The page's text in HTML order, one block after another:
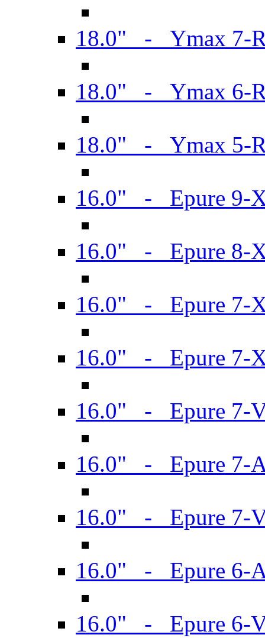
18.0" - Ymax 7-
18.0" - Ymax 6-
18.0" - Ymax 5-
16.0" - Epure 9-
16.0" - Epure 8-
16.0" - Epure 7-
16.0" - Epure 7-
16.0" - Epure 7-
16.0" - Epure 7-
16.0" - Epure 7-
16.0" - Epure 6-
16.0" - Epure 6-